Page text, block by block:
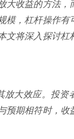
大收益的方法，
模，杠杆操作有
文将深入探讨杠
大效应。投资
预期相符时，收